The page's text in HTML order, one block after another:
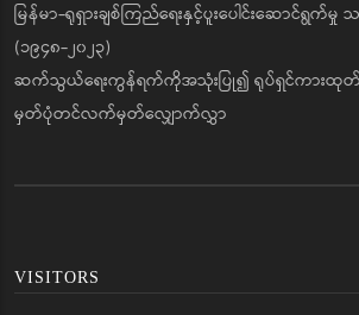
မြန်မာ-ရုရှားချစ်ကြည်ရေးနှင့်ပူးပေါင်းဆောင်ရွက်
(၁၉၄၈-၂၀၂၃)
ဆက်သွယ်ရေးကွန်ရက်ကိုအသုံးပြု၍ ရုပ်ရှင်ကားထုတ်လွှ
မှတ်ပုံတင်လက်မှတ်လျှောက်လွှာ
VISITORS